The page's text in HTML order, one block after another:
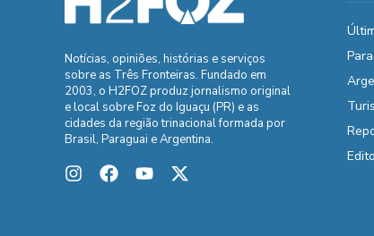
Notícias, opiniões, histórias e serviços
sobre as Três Fronteiras. Fundado em
2003, o H2FOZ produz jornalismo original
e local sobre Foz do Iguaçu (PR) e as
cidades da região trinacional formada por
Brasil, Paraguai e Argentina.